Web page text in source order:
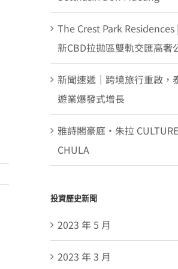
The Crest Park Residences
新CBD拉拋區雙軌交匯高奢
新聞速遞｜跨境旅行重啟，
遊業爆發式增長
雅詩閣豪庭・朱拉 CULTURE
CHULA
投資歷史新聞
2023 年 5 月
2023 年 3 月